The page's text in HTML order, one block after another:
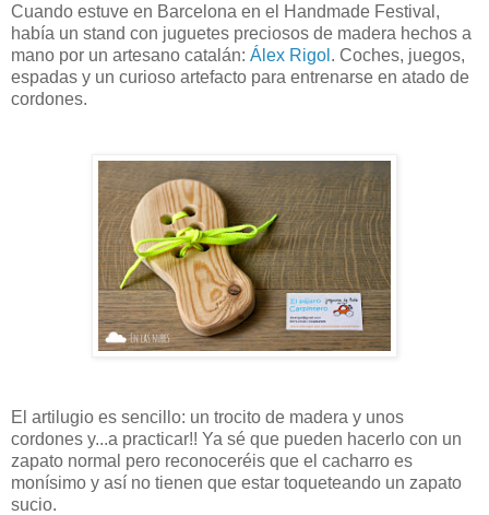
Cuando estuve en Barcelona en el Handmade Festival,
había un stand con juguetes preciosos de madera hechos a
mano por un artesano catalán: Álex Rigol . Coches, juegos,
espadas y un curioso artefacto para entrenarse en atado de
cordones.
El artilugio es sencillo: un trocito de madera y unos
cordones y...a practicar!! Ya sé que pueden hacerlo con un
zapato normal pero reconoceréis que el cacharro es
monísimo y así no tienen que estar toqueteando un zapato
sucio.